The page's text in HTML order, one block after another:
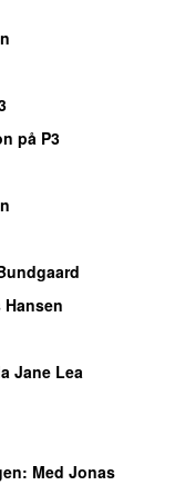
på P3
Hansen
Jane Lea
: Med Jonas